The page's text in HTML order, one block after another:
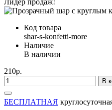
Код товара
shar-s-konfetti-more
Наличие
В наличии
210р.
В
БЕСПЛАТНАЯ